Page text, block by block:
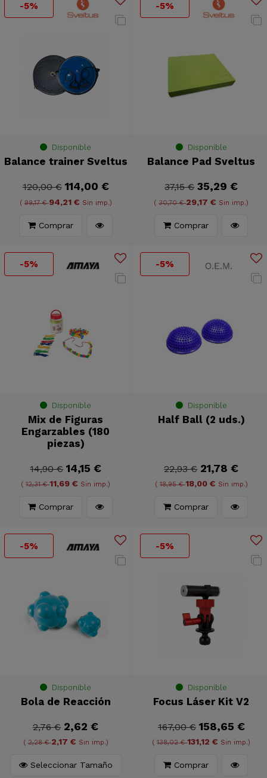
-5%
Disponible
Balance trainer Sveltus
120,00 € 114,00 €
(99,17 €94,21 € Sin imp.)
Comprar
-5%
Disponible
Balance Pad Sveltus
37,15 € 35,29 €
(30,70 €29,17 € Sin imp.)
Comprar
-5%
Disponible
Mix de Figuras
Engarzables (180
piezas)
14,90 € 14,15 €
(12,31 €11,69 € Sin imp.)
Comprar
-5%
Disponible
Half Ball (2 uds.)
22,93 € 21,78 €
( 18,95 €18,00 € Sin imp.)
Comprar
-5%
Disponible
Bola de Reacción
2,76 € 2,62 €
(2,28 €2,17 € Sin imp.)
Seleccionar Tamaño
-5%
Disponible
Focus Láser Kit V2
167,00 € 158,65 €
(138,02 €131,12 € Sin imp.)
Comprar